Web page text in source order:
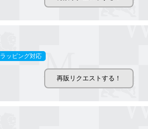
ラッピング対応